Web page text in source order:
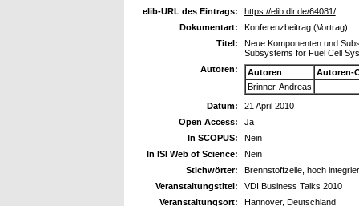
elib-URL des Eintrags:
https://elib.dlr.de/64081/
Dokumentart:
Konferenzbeitrag (Vortrag)
Titel:
Neue Komponenten und
Subsystems for Fuel Cell
Autoren:
Autoren
Autoren-
Brinner, Andreas
Datum:
21 April 2010
Open Access:
Ja
In SCOPUS:
Nein
In ISI Web of Science:
Nein
Stichwörter:
Brennstoffzelle, hoch
Veranstaltungstitel:
VDI Business Talks 2010
Veranstaltungsort:
Hannover, Deutschland